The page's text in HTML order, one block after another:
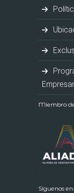
Miembro
Síguenos en: